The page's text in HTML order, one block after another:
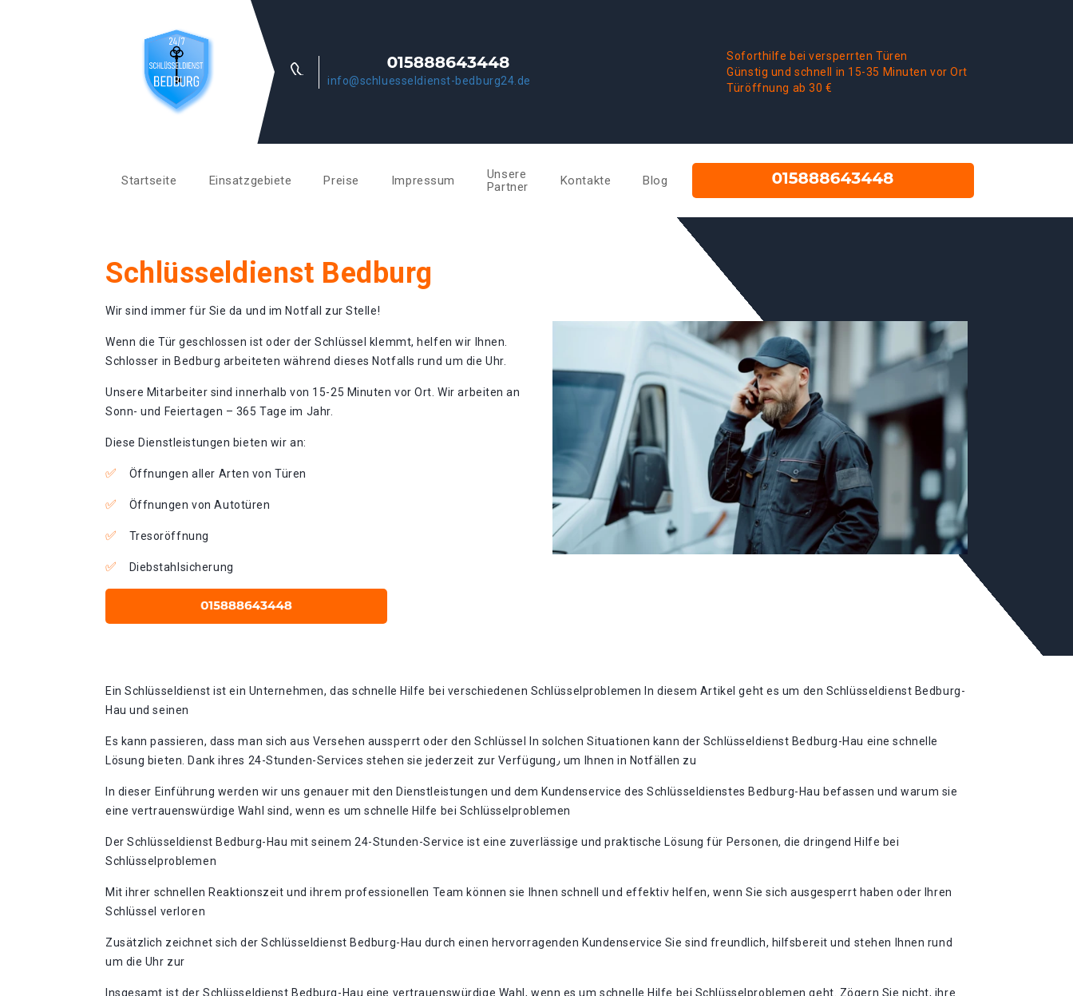
info@schluesseldienst-bedburg24.de
Soforthilfe bei versperrten Türen
Günstig und schnell in 15-35 Minuten vor Ort
Türöffnung ab 30 €
Startseite Einsatzgebiete Preise Impressum
Unsere
Partner
Kontakte Blog
Schlüsseldienst Bedburg
Wir sind immer für Sie da und im Notfall zur Stelle!
Wenn die Tür geschlossen ist oder der Schlüssel klemmt, helfen wir Ihnen.
Schlosser in Bedburg arbeiteten während dieses Notfalls rund um die Uhr.
Unsere Mitarbeiter sind innerhalb von 15-25 Minuten vor Ort. Wir arbeiten an
Sonn- und Feiertagen – 365 Tage im Jahr.
Diese Dienstleistungen bieten wir an:
Öffnungen aller Arten von Türen
Öffnungen von Autotüren
Tresoröffnung
Diebstahlsicherung
Ein Schlüsseldienst ist ein Unternehmen, das schnelle Hilfe bei verschiedenen Schlüsselproblemen In diesem Artikel geht es um den Schlüsseldienst Bedburg-
Hau und seinen
Es kann passieren, dass man sich aus Versehen aussperrt oder den Schlüssel In solchen Situationen kann der Schlüsseldienst Bedburg-Hau eine schnelle
Lösung bieten. Dank ihres 24-Stunden-Services stehen sie jederzeit zur Verfügung٫ um Ihnen in Notfällen zu
In dieser Einführung werden wir uns genauer mit den Dienstleistungen und dem Kundenservice des Schlüsseldienstes Bedburg-Hau befassen und warum sie
eine vertrauenswürdige Wahl sind, wenn es um schnelle Hilfe bei Schlüsselproblemen
Der Schlüsseldienst Bedburg-Hau mit seinem 24-Stunden-Service ist eine zuverlässige und praktische Lösung für Personen, die dringend Hilfe bei
Schlüsselproblemen
Mit ihrer schnellen Reaktionszeit und ihrem professionellen Team können sie Ihnen schnell und effektiv helfen, wenn Sie sich ausgesperrt haben oder Ihren
Schlüssel verloren
Zusätzlich zeichnet sich der Schlüsseldienst Bedburg-Hau durch einen hervorragenden Kundenservice Sie sind freundlich, hilfsbereit und stehen Ihnen rund
um die Uhr zur
Insgesamt ist der Schlüsseldienst Bedburg-Hau eine vertrauenswürdige Wahl, wenn es um schnelle Hilfe bei Schlüsselproblemen geht. Zögern Sie nicht, ihre